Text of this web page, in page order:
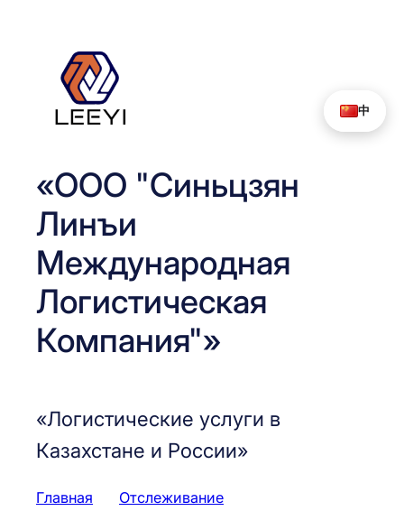
содержимому
«ООО "Синьцзян
Линъи
Международная
Логистическая
Компания"»
«Логистические услуги в
Казахстане и России»
Главная
Отслеживание
中